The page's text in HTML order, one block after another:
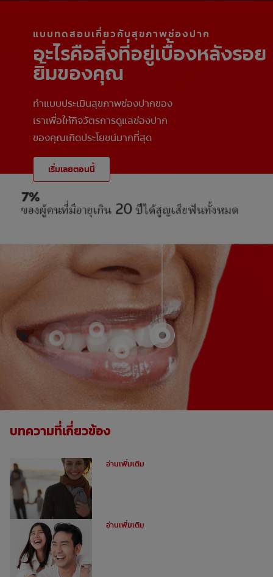
แบบทดสอบเกี่ยวกับสุขภาพช่องปาก
อะไรคือสิ่งที่อยู่เบื้องหลังรอย
ยิ้มของคุณ
ทำแบบประเมินสุขภาพช่องปากของ
เราเพื่อให้กิจวัตรการดูแลช่องปาก
ของคุณเกิดประโยชน์มากที่สุด
เริ่มเลยตอนนี้
บทความที่เกี่ยวข้อง
อ่านเพิ่มเติม
อ่านเพิ่มเติม